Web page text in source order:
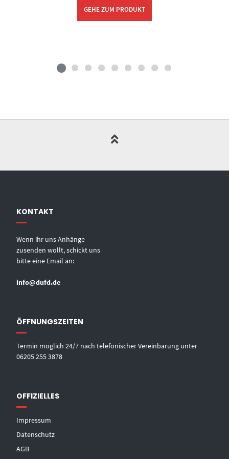
GEHE ZUM PRODUKT
KONTAKT
Wenn ihr uns Anhänge
zusenden wollt, schickt uns
bitte eine Email an:
info@dufd.de
ÖFFNUNGSZEITEN
Termin möglich 24/7 nach telefonischer Vereinbarung unter
06205 255 3878
OFFIZIELLES
Impressum
Datenschutz
AGB